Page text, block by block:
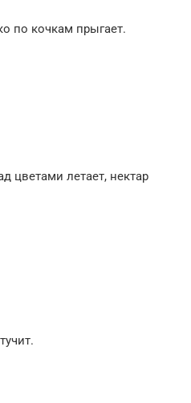
по кочкам прыгает.
цветами летает, нектар